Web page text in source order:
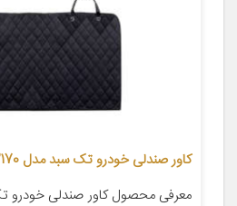
کاور صندلی خودرو تک سبد مدل TS2170 مجموعه 3 عددی
معرفی محصول کاور صندلی خودرو